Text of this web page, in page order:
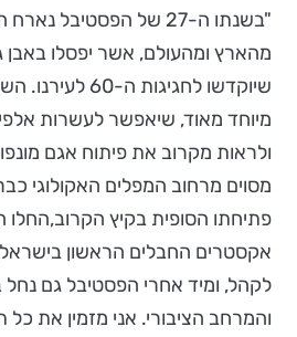
מהארץ ומהעולם, אשר יפסלו באבן
שיוקדשו לחגיגות
מיוחד מאוד, שיאפשר לעשרות
ולראות מקרוב את פיתוח אגם
מסוים מרחוב המפלים האקולוגי
פתיחתו הסופית בקיץ
אקסטרים החבלים הראשון
לקהל, ומיד אחרי הפסטיבל גם נחל
והמרחב הציבורי. אני מזמין את